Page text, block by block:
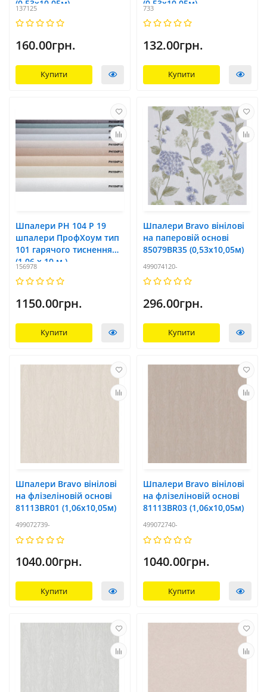
(0,53х10,05м)
137125
160.00грн.
Купити
(0,53х10,05м)
733
132.00грн.
Купити
Шпалери РН 104 Р 19
шпалери ПрофХоум тип
101 гарячого тиснення
(1,06 х 10 м )
156978
1150.00грн.
Купити
Шпалери Bravo вінілові
на паперовій основі
85079BR35 (0,53х10,05м)
499074120-
296.00грн.
Купити
Шпалери Bravo вінілові
на флізеліновій основі
81113BR01 (1,06х10,05м)
499072739-
1040.00грн.
Купити
Шпалери Bravo вінілові
на флізеліновій основі
81113BR03 (1,06х10,05м)
499072740-
1040.00грн.
Купити